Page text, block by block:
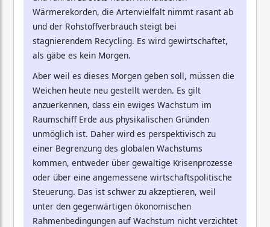
Wärmerekorden, die Artenvielfalt nimmt rasant ab
und der Rohstoffverbrauch steigt bei
stagnierendem Recycling. Es wird gewirtschaftet,
als gäbe es kein Morgen.
Aber weil es dieses Morgen geben soll, müssen die
Weichen heute neu gestellt werden. Es gilt
anzuerkennen, dass ein ewiges Wachstum im
Raumschiff Erde aus physikalischen Gründen
unmöglich ist. Daher wird es perspektivisch zu
einer Begrenzung des globalen Wachstums
kommen, entweder über gewaltige Krisenprozesse
oder über eine angemessene wirtschaftspolitische
Steuerung. Das ist schwer zu akzeptieren, weil
unter den gegenwärtigen ökonomischen
Rahmenbedingungen auf Wachstum nicht verzichtet